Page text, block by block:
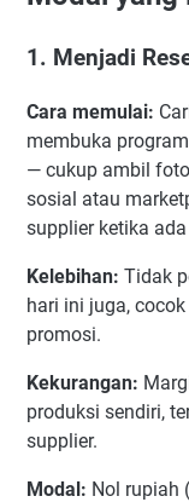
1. Menjadi
Cara memulai:
membuka
— cukup ambil
sosial atau
supplier ketika
Kelebihan: Tidak
hari ini juga,
promosi.
Kekurangan:
produksi sendiri,
supplier.
Modal: Nol rupiah